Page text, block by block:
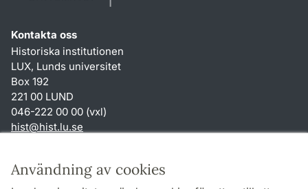
Användning av cookies
Kontakta oss
Historiska institutionen
LUX, Lunds universitet
Box 192
221 00 LUND
046-222 00 00 (vxl)
hist@hist.lu.se
Genvägar
Om webbplatsen och cookies